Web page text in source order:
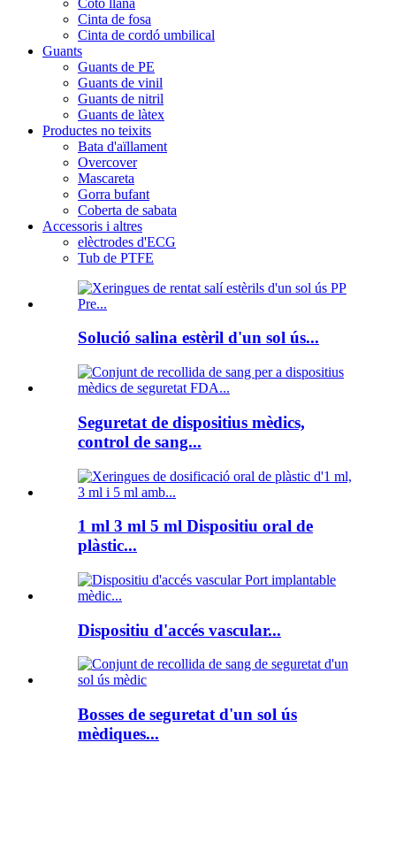
Cinta de fosa
Cinta de cordó umbilical
Guants
Guants de PE
Guants de vinil
Guants de nitril
Guants de làtex
Productes no teixits
Bata d'aïllament
Overcover
Mascareta
Gorra bufant
Coberta de sabata
Accessoris i altres
elèctrodes d'ECG
Tub de PTFE
Solució salina estèril d'un sol ús...
Seguretat de dispositius mèdics,
control de sang...
1 ml 3 ml 5 ml Dispositiu oral de
plàstic...
Dispositiu d'accés vascular...
Bosses de seguretat d'un sol ús
mèdiques...